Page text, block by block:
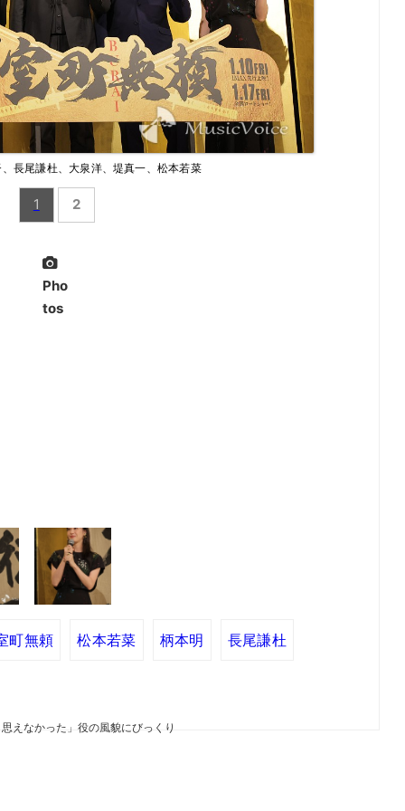
長尾謙杜、大泉洋、堤真一、松本若菜
1 2
Pho
tos
町無頼 松本若菜 柄本明 長尾謙杜
えなかった」役の風貌にびっくり